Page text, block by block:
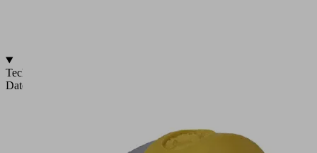
Technische
Daten